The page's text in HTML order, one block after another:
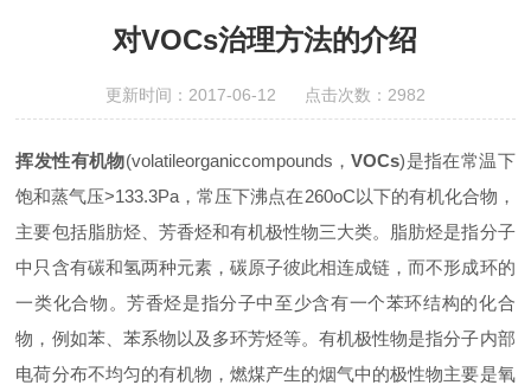
对VOCs治理方法的介绍
更新时间：2017-06-12 点击次数：2982
挥发性有机物(volatileorganiccompounds，VOCs)是指在常温下
饱和蒸气压>133.3Pa，常压下沸点在260oC以下的有机化合物，
主要包括脂肪烃、芳香烃和有机极性物三大类。脂肪烃是指分子
中只含有碳和氢两种元素，碳原子彼此相连成链，而不形成环的
一类化合物。芳香烃是指分子中至少含有一个苯环结构的化合
物，例如苯、苯系物以及多环芳烃等。有机极性物是指分子内部
电荷分布不均匀的有机物，燃煤产生的烟气中的极性物主要是氧